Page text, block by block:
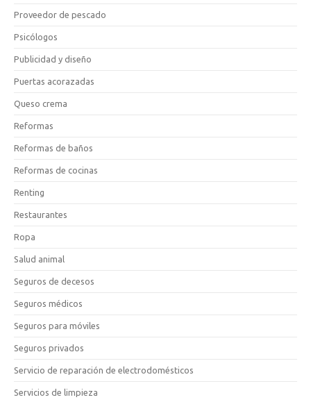
Proveedor de pescado
Psicólogos
Publicidad y diseño
Puertas acorazadas
Queso crema
Reformas
Reformas de baños
Reformas de cocinas
Renting
Restaurantes
Ropa
Salud animal
Seguros de decesos
Seguros médicos
Seguros para móviles
Seguros privados
Servicio de reparación de electrodomésticos
Servicios de limpieza